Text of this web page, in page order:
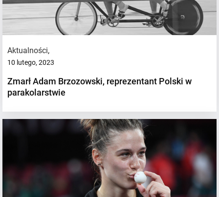
Aktualności,
10 lutego, 2023
Zmarł Adam Brzozowski, reprezentant Polski w
parakolarstwie